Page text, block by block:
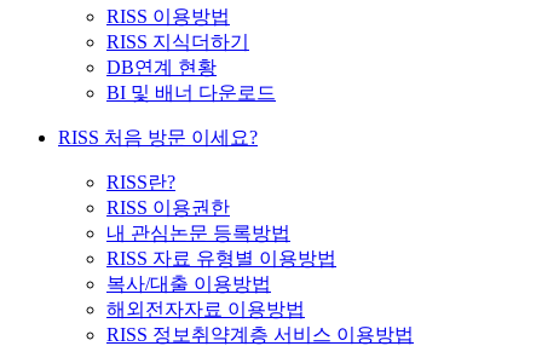
RISS 이용방법
RISS 지식더하기
DB연계 현황
BI 및 배너 다운로드
RISS 처음 방문 이세요?
RISS란?
RISS 이용권한
내 관심논문 등록방법
RISS 자료 유형별 이용방법
복사/대출 이용방법
해외전자자료 이용방법
RISS 정보취약계층 서비스 이용방법